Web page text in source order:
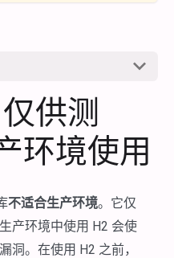
供测
环境使用
不适合生产环境。它仅
产环境中使用 H2 会使
洞。在使用 H2 之前，